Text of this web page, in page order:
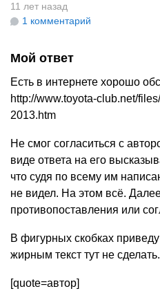
11 лет назад
1 комментарий
Мой ответ
Есть в интернете хорошо
http://www.toyota-club.net/
2013.htm
Не смог согласиться с
виде ответа на его
что судя по всему им
не видел. На этом всё.
противопоставления или
В фигурных скобках приведу
жирным текст тут не сделать.
[quote=автор]